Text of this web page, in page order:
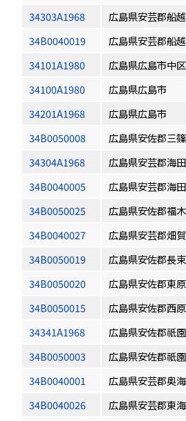
34303A1968
広島県安芸郡船
34B0040019
広島県安芸郡船
34101A1980
広島県広島市中区
34100A1980
広島県広島市
34201A1968
広島県広島市
34B0050008
広島県安佐郡三
34304A1968
広島県安芸郡海
34B0040005
広島県安芸郡海
34B0050025
広島県安佐郡福
34B0040027
広島県安芸郡畑
34B0050019
広島県安佐郡長
34B0050020
広島県安佐郡東
34B0050015
広島県安佐郡西
34341A1968
広島県安佐郡祇
34B0050003
広島県安佐郡祇
34B0040001
広島県安芸郡奥
34B0040026
広島県安芸郡東